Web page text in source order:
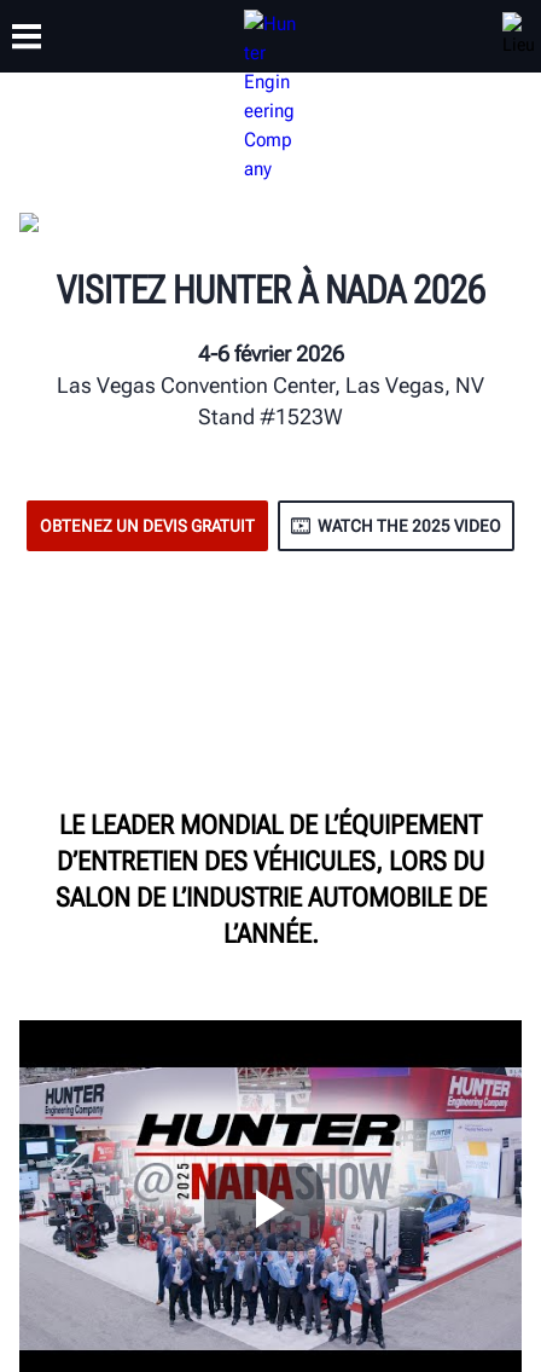
FORMATION
VISITEZ HUNTER À NADA 2026
4-6 février 2026
Las Vegas Convention Center, Las Vegas, NV
Stand #1523W
OBTENEZ UN DEVIS GRATUIT WATCH THE 2025 VIDEO
LE LEADER MONDIAL DE L’ÉQUIPEMENT
D’ENTRETIEN DES VÉHICULES, LORS DU
SALON DE L’INDUSTRIE AUTOMOBILE DE
L’ANNÉE.